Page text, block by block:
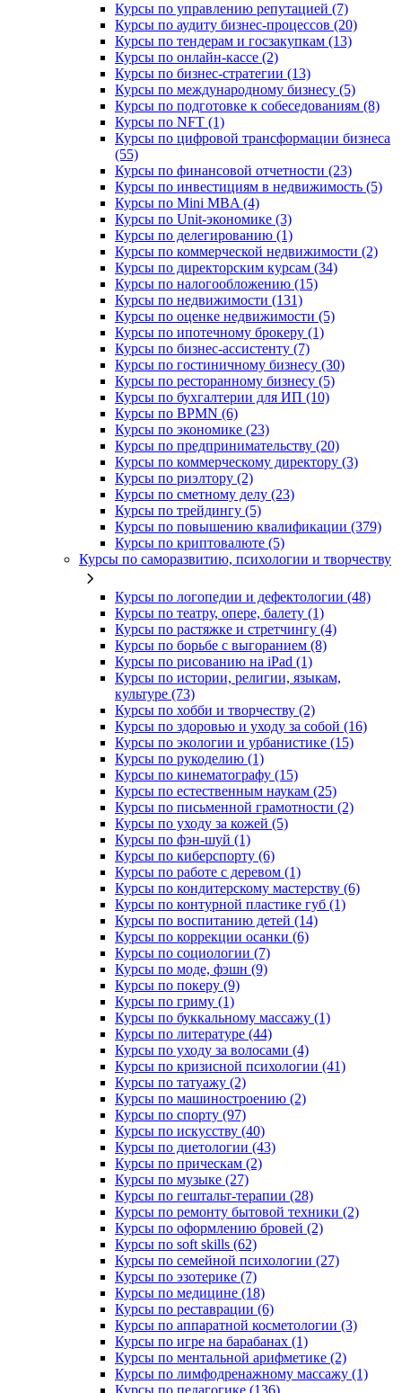
Курсы по управлению репутацией (7)
Курсы по аудиту бизнес-процессов (20)
Курсы по тендерам и госзакупкам (13)
Курсы по онлайн-кассе (2)
Курсы по бизнес-стратегии (13)
Курсы по международному бизнесу (5)
Курсы по подготовке к собеседованиям (8)
Курсы по NFT (1)
Курсы по цифровой трансформации бизнеса
(55)
Курсы по финансовой отчетности (23)
Курсы по инвестициям в недвижимость (5)
Курсы по Mini MBA (4)
Курсы по Unit-экономике (3)
Курсы по делегированию (1)
Курсы по коммерческой недвижимости (2)
Курсы по директорским курсам (34)
Курсы по налогообложению (15)
Курсы по недвижимости (131)
Курсы по оценке недвижимости (5)
Курсы по ипотечному брокеру (1)
Курсы по бизнес-ассистенту (7)
Курсы по гостиничному бизнесу (30)
Курсы по ресторанному бизнесу (5)
Курсы по бухгалтерии для ИП (10)
Курсы по BPMN (6)
Курсы по экономике (23)
Курсы по предпринимательству (20)
Курсы по коммерческому директору (3)
Курсы по риэлтору (2)
Курсы по сметному делу (23)
Курсы по трейдингу (5)
Курсы по повышению квалификации (379)
Курсы по криптовалюте (5)
Курсы по саморазвитию, психологии и творчеству
Курсы по логопедии и дефектологии (48)
Курсы по театру, опере, балету (1)
Курсы по растяжке и стретчингу (4)
Курсы по борьбе с выгоранием (8)
Курсы по рисованию на iPad (1)
Курсы по истории, религии, языкам,
культуре (73)
Курсы по хобби и творчеству (2)
Курсы по здоровью и уходу за собой (16)
Курсы по экологии и урбанистике (15)
Курсы по рукоделию (1)
Курсы по кинематографу (15)
Курсы по естественным наукам (25)
Курсы по письменной грамотности (2)
Курсы по уходу за кожей (5)
Курсы по фэн-шуй (1)
Курсы по киберспорту (6)
Курсы по работе с деревом (1)
Курсы по кондитерскому мастерству (6)
Курсы по контурной пластике губ (1)
Курсы по воспитанию детей (14)
Курсы по коррекции осанки (6)
Курсы по социологии (7)
Курсы по моде, фэшн (9)
Курсы по покеру (9)
Курсы по гриму (1)
Курсы по буккальному массажу (1)
Курсы по литературе (44)
Курсы по уходу за волосами (4)
Курсы по кризисной психологии (41)
Курсы по татуажу (2)
Курсы по машиностроению (2)
Курсы по спорту (97)
Курсы по искусству (40)
Курсы по диетологии (43)
Курсы по прическам (2)
Курсы по музыке (27)
Курсы по гештальт-терапии (28)
Курсы по ремонту бытовой техники (2)
Курсы по оформлению бровей (2)
Курсы по soft skills (62)
Курсы по семейной психологии (27)
Курсы по эзотерике (7)
Курсы по медицине (18)
Курсы по реставрации (6)
Курсы по аппаратной косметологии (3)
Курсы по игре на барабанах (1)
Курсы по ментальной арифметике (2)
Курсы по лимфодренажному массажу (1)